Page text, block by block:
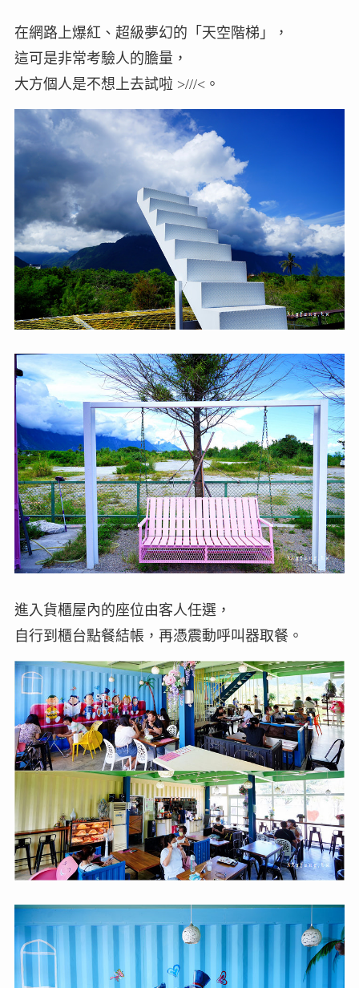
在網路上爆紅、超級夢幻的「天空階梯」，
這可是非常考驗人的膽量，
大方個人是不想上去試啦 >///<。
進入貨櫃屋內的座位由客人任選，
自行到櫃台點餐結帳，再憑震動呼叫器取餐。